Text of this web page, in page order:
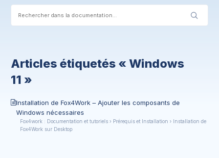
Articles étiquetés « Windows
11 »
Installation de Fox4Work – Ajouter les composants de
Windows nécessaires
Fox4work : Documentation et tutoriels › Prérequis et Installation › Installation de
Fox4Work sur Desktop